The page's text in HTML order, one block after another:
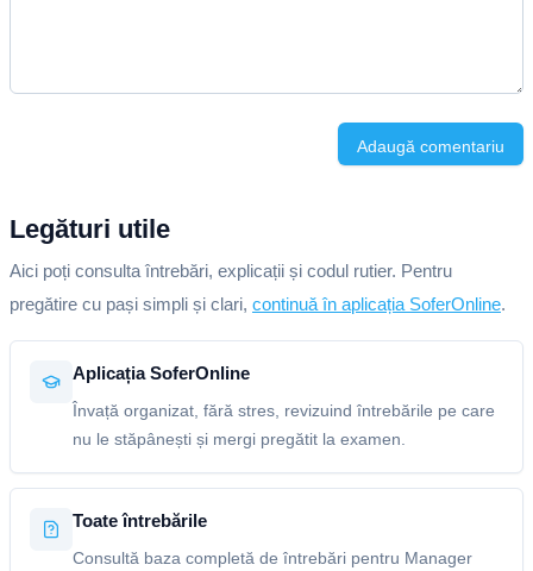
Adaugă comentariu
Legături utile
Aici poți consulta întrebări, explicații și codul rutier. Pentru
pregătire cu pași simpli și clari, continuă în aplicația SoferOnline.
Aplicația SoferOnline
Învață organizat, fără stres, revizuind întrebările pe care
nu le stăpânești și mergi pregătit la examen.
Toate întrebările
Consultă baza completă de întrebări pentru Manager